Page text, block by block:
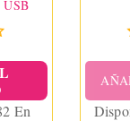
USB
En